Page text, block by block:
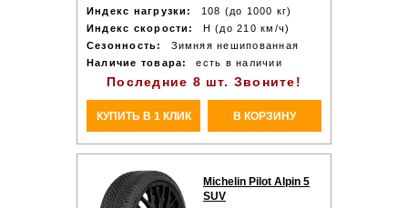
Индекс нагрузки:
108 (до 1000 кг)
Индекс скорости:
H (до 210 км/ч)
Сезонность:
Зимняя нешипованная
Наличие товара:
есть в наличии
Последние 8 шт. Звоните!
КУПИТЬ В 1 КЛИК В КОРЗИНУ
Michelin Pilot Alpin 5
SUV